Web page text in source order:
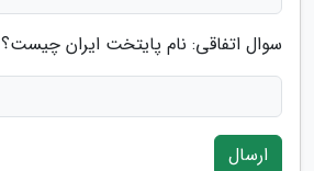
سوال اتفاقی: نام پایتخت ایران چیست؟
ارسال